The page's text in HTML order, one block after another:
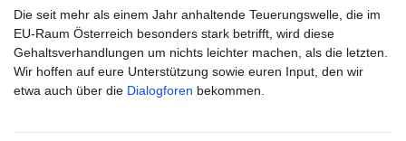
Die seit mehr als einem Jahr anhaltende Teuerungswelle, die im
EU-Raum Österreich besonders stark betrifft, wird diese
Gehaltsverhandlungen um nichts leichter machen, als die letzten.
Wir hoffen auf eure Unterstützung sowie euren Input, den wir
etwa auch über die Dialogforen bekommen.